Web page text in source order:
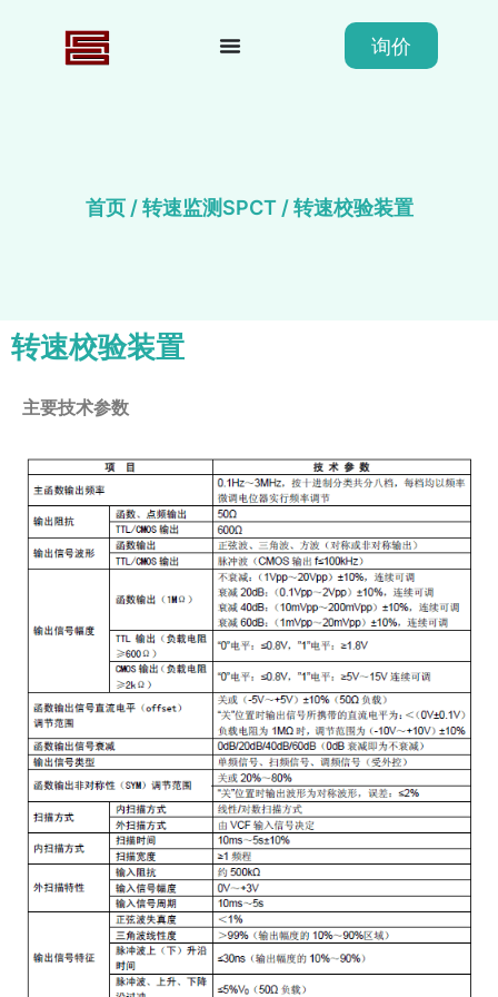
询价
首页/转速监测SPCT/ 转速校验装置
转速校验装置
主要技术参数